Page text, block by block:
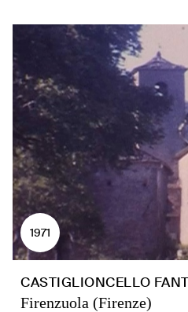
1971
CASTIGLIONCELLO
Firenzuola (Firenze)